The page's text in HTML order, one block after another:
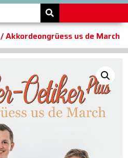
/ Akkordeongrüess us de March